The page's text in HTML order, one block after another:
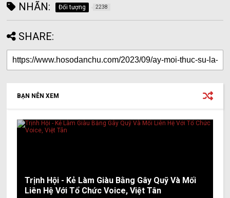
NHÃN: Đối tượng 2238
SHARE:
BẠN NÊN XEM
Trịnh Hội - Kẻ Làm Giàu Bằng Gây Quỹ Và Mối
Liên Hệ Với Tổ Chức Voice, Việt Tân